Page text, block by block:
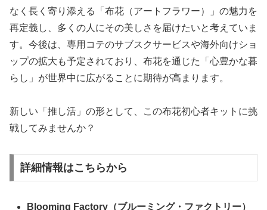
なく長く寄り添える「布花（アートフラワー）」の魅力を
再定義し、多くの人にその美しさを届けたいと考えていま
す。今後は、専用コテのサブスクサービスや海外向けショ
ップの拡大も予定されており、布花を通じた「心豊かな暮
らし」が世界中に広がることに期待が高まります。
新しい「推し活」の形として、この布花初心者キットに挑
戦してみませんか？
詳細情報はこちらから
Blooming Factory（ブルーミング・ファクトリー）